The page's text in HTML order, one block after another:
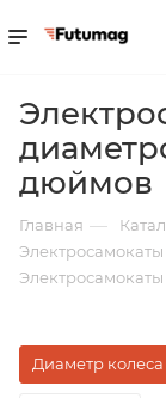
дюймов
Главная —
Диаметр колеса